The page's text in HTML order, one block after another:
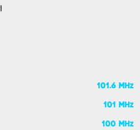
101.6 MHz
101 MHz
100 MHz